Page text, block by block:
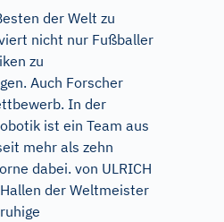
der Welt zu
nicht nur Fußballer
zu
Auch Forscher
In der
ist ein Team aus
mehr als zehn
dabei. von ULRICH
Hallen der Weltmeister